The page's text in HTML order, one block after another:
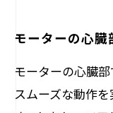
ベアリング
日常保守で
ポイント
モーターの心臓
モーターの心臓
スムーズな動作